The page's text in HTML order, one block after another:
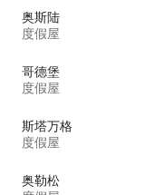
奥斯陆
度假屋
哥德堡
度假屋
斯塔万格
度假屋
奥勒松